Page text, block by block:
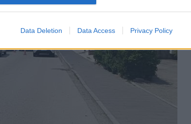
Data Deletion Data Access Privacy Policy